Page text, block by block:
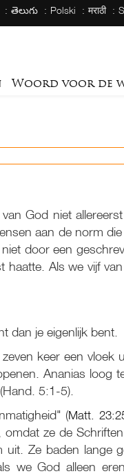
తెలుగు Polski मराठी
Woord voor de
God niet
aan de norm
door een
Als we vijf
dan je eigenlijk bent.
keer een
Ananias loog
5:1-5).
(Matt.
ze de
Ze baden lange
we God alleen